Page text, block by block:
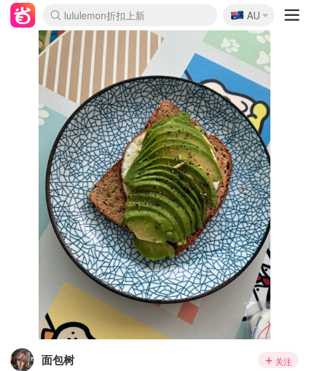
lululemon折扣上新
Sasa美妆护肤3.5折
SSENSE年中3折
FreshBeauty好价汇总
Cettire降价+叠9折
Farfetch折上8折
WWS Coles超市实拍
viagogo二手票捡漏
Myer清仓1折起
The Outnet奢牌1折起
David Jones 3折起
Flannels大牌1折
Perfumes Club护肤1折
AMIRO返校季6.2折
Oweek抽奖送Airpods
Amazon折扣汇总
eToro入金$200送$50
Amazon数码好物
ICONIC本周7.5折
ThedoubleF高奢地板价
Moose Knuckles 6折
丝芙兰5折起
EUFY官网3.7折起
Selenichast首饰2折
Trip机票酒店促销
YSL送5件彩妆礼
Amazon家居好物
BIGBANG巡演开票
David Jones时尚3折
Amazon美妆护肤
雅漾大喷$8
过敏原检测盒$33
伊索独家赠50ml沐浴露
科颜氏清仓3折
SEALIFE海洋馆门票6折
丝塔芙大白罐$16
订阅Newsletter送香薰
Cult Beauty 6.8折
Harrods圣诞日历2.3折
LN-CC奢牌私促3折
d'Alba空姐喷雾$16
EVE LOM套装逆天2折
Bernardelli独家4折
Adore Beauty 6折起
CT圣诞日历
Mytheresa奢品2.7折
Luxury Escapes 9折
Currentbody美容仪9折
MOON Garden Live
ALLSAINTS美衣3折
Roborock扫地机3.7折
Tingo Life水杯$24
Valentino官网5折
CR洗发护发6.3折
🇦🇺
AU
面包树 关注